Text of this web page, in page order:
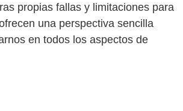
propias fallas y limitaciones para
una perspectiva sencilla
en todos los aspectos de